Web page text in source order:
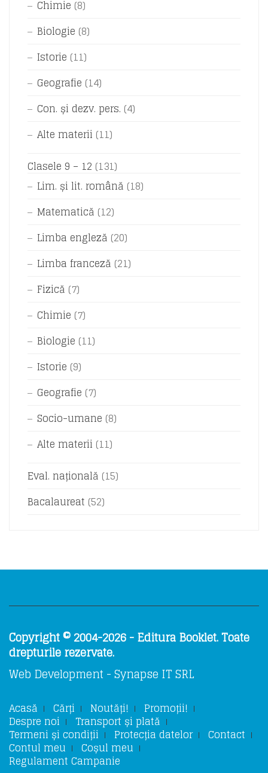
Chimie (8)
Biologie (8)
Istorie (11)
Geografie (14)
Con. și dezv. pers. (4)
Alte materii (11)
Clasele 9 – 12 (131)
Lim. și lit. română (18)
Matematică (12)
Limba engleză (20)
Limba franceză (21)
Fizică (7)
Chimie (7)
Biologie (11)
Istorie (9)
Geografie (7)
Socio-umane (8)
Alte materii (11)
Eval. națională (15)
Bacalaureat (52)
Copyright © 2004-2026 - Editura Booklet. Toate
drepturile rezervate.
Web Development - Synapse IT SRL
Acasă Cărți Noutăți! Promoții!
Despre noi Transport și plată
Termeni și condiții Protecția datelor Contact
Contul meu Coșul meu
Regulament Campanie